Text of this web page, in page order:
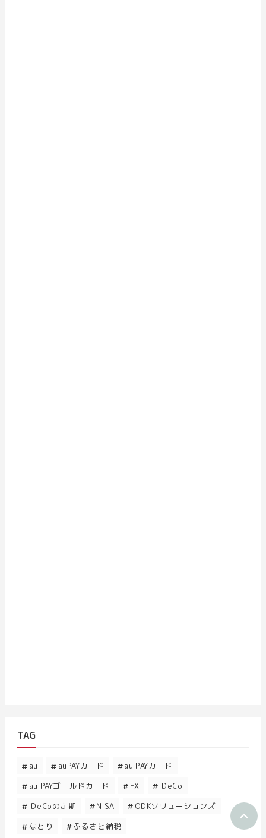
TAG
au auPAYカード
au PAYカード
au PAYゴールドカード
FX
iDeCo
iDeCoの定期
NISA
ODKソリューションズ
なとり
ふるさと納税